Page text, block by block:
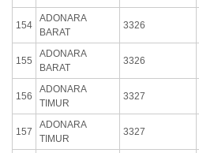
154
ADONARA
BARAT
3326
155
ADONARA
BARAT
3326
156
ADONARA
TIMUR
3327
157
ADONARA
TIMUR
3327